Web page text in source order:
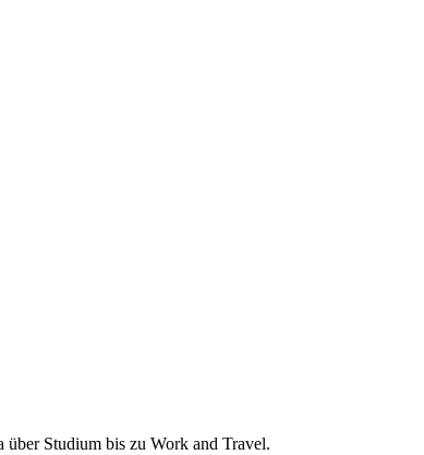
Studium bis zu Work and Travel.